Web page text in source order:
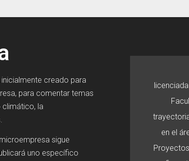
creado para
para comentar temas
la
sigue
uno específico
en el